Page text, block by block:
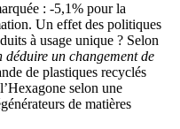
: -5,1% pour la
Un effet des politiques
à usage unique ? Selon
déduire un changement de
de plastiques recyclés
selon une
de matières